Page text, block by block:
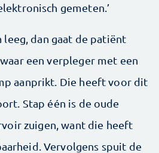
gemeten.’
dan gaat de patiënt
een verpleger met een
aanprikt. Die heeft voor dit
Stap één is de oude
zuigen, want die heeft
Vervolgens spuit de